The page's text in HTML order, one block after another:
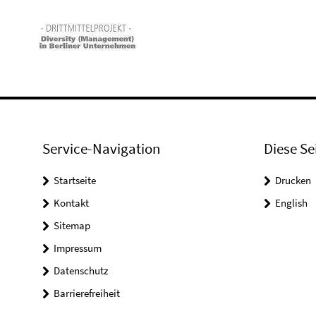
Service-Navigation
Startseite
Kontakt
Sitemap
Impressum
Datenschutz
Barrierefreiheit
Diese
Drucken
English